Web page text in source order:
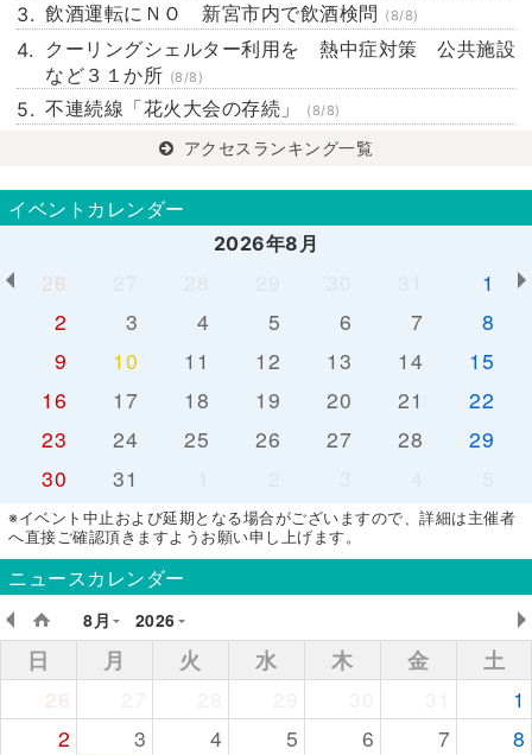
飲酒運転にＮＯ 新宮市内で飲酒検問 (8/8)
クーリングシェルター利用を 熱中症対策 公共施設
など３１か所 (8/8)
不連続線「花火大会の存続」 (8/8)
アクセスランキング一覧
イベントカレンダー
2026年8月
26
1
2
3 4 5 6 7
8
9
10 11 12 13 14
15
16
17 18 19 20 21
22
23
24 25 26 27 28
29
30
31 5
※イベント中止および延期となる場合がございますので、詳細は主催者
へ直接ご確認頂きますようお願い申し上げます。
ニュースカレンダー
8月
2026
日 月 火 水 木 金
土
26
1
2
3 4 5 6 7
8